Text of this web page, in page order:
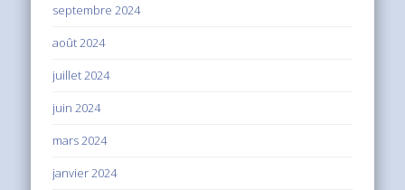
septembre 2024
août 2024
juillet 2024
juin 2024
mars 2024
janvier 2024